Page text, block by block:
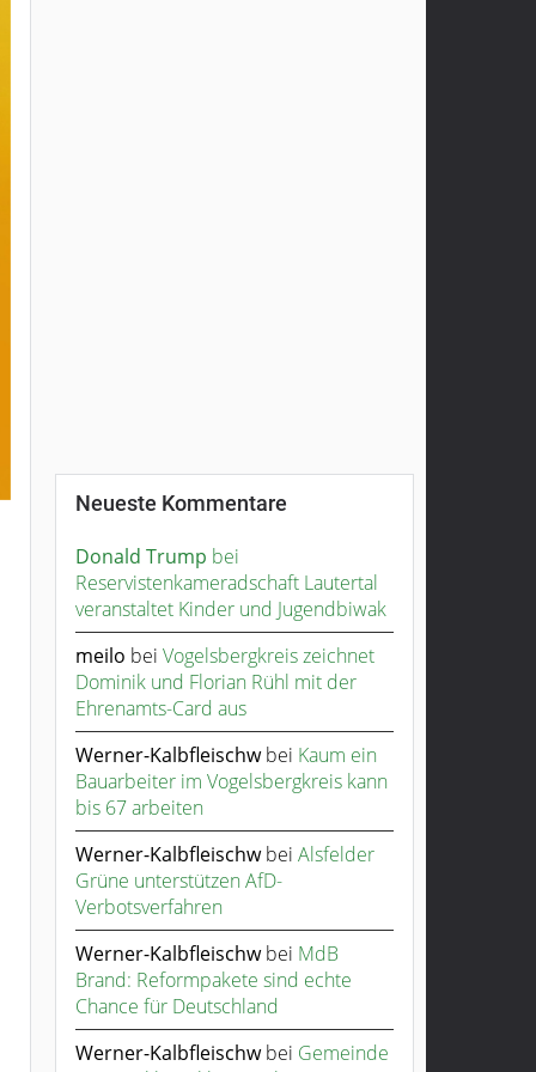
Neueste Kommentare
Donald Trump bei
Reservistenkameradschaft Lautertal
veranstaltet Kinder und Jugendbiwak
meilo bei Vogelsbergkreis zeichnet
Dominik und Florian Rühl mit der
Ehrenamts-Card aus
Werner-Kalbfleischwbei Kaum ein
Bauarbeiter im Vogelsbergkreis kann
bis 67 arbeiten
Werner-Kalbfleischwbei Alsfelder
Grüne unterstützen AfD-
Verbotsverfahren
Werner-Kalbfleischwbei MdB
Brand: Reformpakete sind echte
Chance für Deutschland
Werner-Kalbfleischwbei Gemeinde